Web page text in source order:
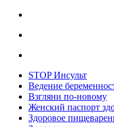
STOP Инсульт
Ведение
Взгляни по-новому
Женский паспорт
Здоровое